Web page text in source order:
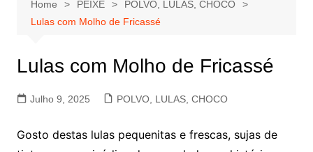
Home PEIXE
POLVO, LULAS, CHOCO
Lulas com Molho de Fricassé
Lulas com Molho de Fricassé
Julho 9, 2025 POLVO, LULAS, CHOCO
Gosto destas lulas pequenitas e frescas, sujas de